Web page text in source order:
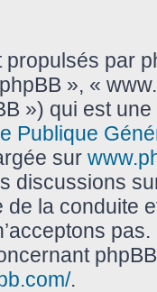
propulsés par
», «
») qui est
Publique
sur
discussions
de la conduite
.